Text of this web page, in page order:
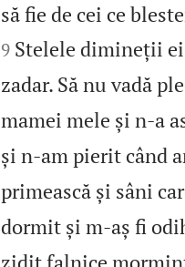
să fie de cei ce
9 Stelele dimineții
zadar. Să nu vadă
mamei mele și n‑a
și n‑am pierit când
primească și sâni
dormit și m‑aș fi